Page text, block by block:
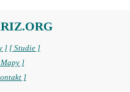
] [ Studie ]
]
]